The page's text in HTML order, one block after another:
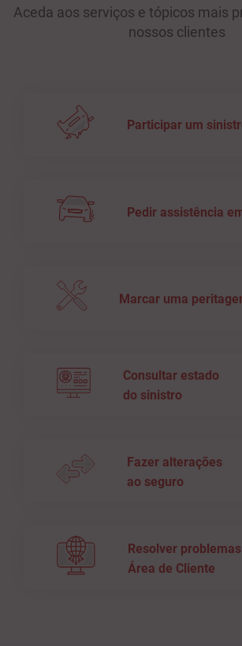
Aceda aos serviços e tópicos mais
nossos clientes
Participar um
Pedir assistência
Marcar uma
Consultar estado
do sinistro
Fazer alterações
ao seguro
Resolver
Área de Cliente